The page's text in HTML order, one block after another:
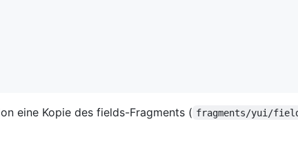
eine Kopie des fields-Fragments ( fragments/yui/